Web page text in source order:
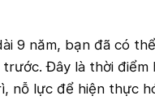
9 năm, bạn đã có
Đây là thời
nỗ lực để hiện thực